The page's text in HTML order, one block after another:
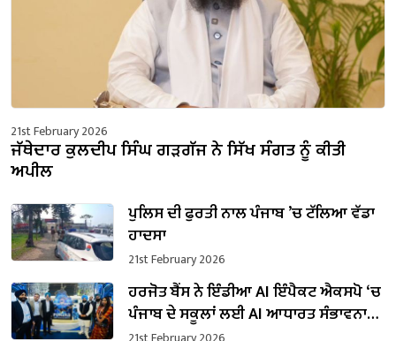
21st February 2026
ਜੱਥੇਦਾਰ ਕੁਲਦੀਪ ਸਿੰਘ ਗੜਗੱਜ ਨੇ ਸਿੱਖ ਸੰਗਤ ਨੂੰ ਕੀਤੀ
ਅਪੀਲ
ਪੁਲਿਸ ਦੀ ਫੁਰਤੀ ਨਾਲ ਪੰਜਾਬ ’ਚ ਟੱਲਿਆ ਵੱਡਾ
ਹਾਦਸਾ
21st February 2026
ਹਰਜੋਤ ਬੈਂਸ ਨੇ ਇੰਡੀਆ AI ਇੰਪੈਕਟ ਐਕਸਪੋ ‘ਚ
ਪੰਜਾਬ ਦੇ ਸਕੂਲਾਂ ਲਈ AI ਆਧਾਰਤ ਸੰਭਾਵਨਾਵਾਂ